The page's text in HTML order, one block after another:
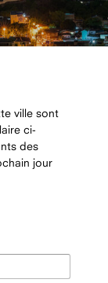
ville sont
ci-
des
jour